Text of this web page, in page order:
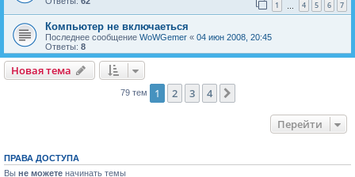
1 4 5 6 7
Компьютер не включаеться
Последнее сообщение WoWGemer « 04 июн 2008, 20:45
Ответы: 8
Новая тема
Новаятема
79 тем 1 2 3 4
Перейти
ПРАВА ДОСТУПА
Вы не можете начинать темы